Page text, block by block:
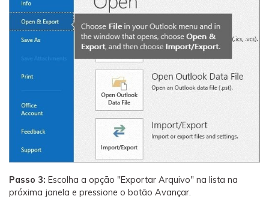
Passo 3: Escolha a opção "Exportar Arquivo" na lista na
próxima janela e pressione o botão Avançar.